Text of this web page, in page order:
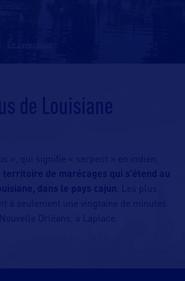
de Louisiane
», qui signifie « serpent » en indien,
territoire de marécages qui s’étend au
dans le pays cajun . Les plus
à seulement une vingtaine de minutes
Orléans, à Laplace.